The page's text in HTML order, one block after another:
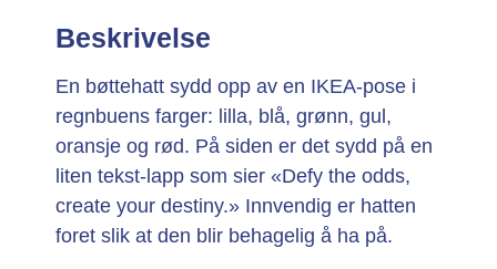
Beskrivelse
En bøttehatt sydd opp av en IKEA-pose i
regnbuens farger: lilla, blå, grønn, gul,
oransje og rød. På siden er det sydd på en
liten tekst-lapp som sier «Defy the odds,
create your destiny.» Innvendig er hatten
foret slik at den blir behagelig å ha på.